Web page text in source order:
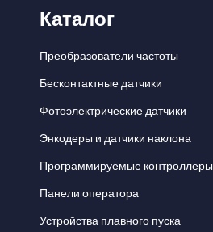
Каталог
Преобразователи частоты
Бесконтактные датчики
Фотоэлектрические датчики
Энкодеры и датчики наклона
Программируемые контроллеры
Панели оператора
Устройства плавного пуска